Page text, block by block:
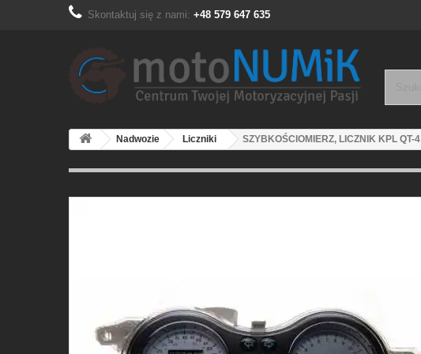
Skontaktuj się z nami: +48 579 647 635
Nadwozie Liczniki SZYBKOŚCIOMIERZ, LICZNIK KPL QT-4